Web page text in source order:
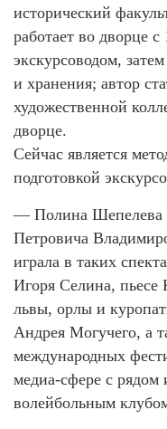
исторический
работает во дворце с
экскурсоводом,
и хранения; автор
художественной
дворце.
Сейчас является
подготовкой
— Полина Шепелева
Петровича
играла в таких
Игоря Селина, пьесе
львы, орлы и
Андрея Могучего, а
международных
медиа-сфере с рядом
волейбольным